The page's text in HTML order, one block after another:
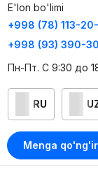
Menga
E'lon bo'limi
+998 (78) 113-
+998 (93) 390-
Пн-Пт. С 9:30 до
RU
Kontaktlar